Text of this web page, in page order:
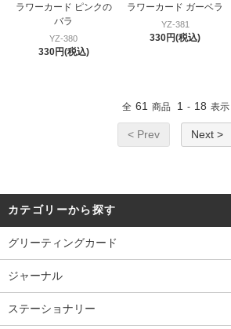
ラワーカード ピンクの
バラ
YZ-380
330円(税込)
ラワーカード ガーベラ
YZ-381
330円(税込)
全 61 商品 1 - 18 表示
< Prev Next >
カテゴリーから探す
グリーティングカード
ジャーナル
ステーショナリー